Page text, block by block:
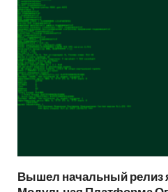
Вышел начальный релиз